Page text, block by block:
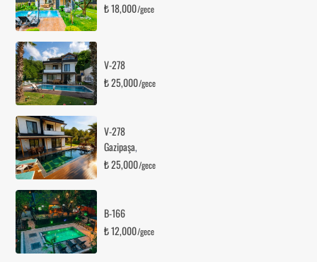
₺ 18,000/gece
V-278
₺ 25,000/gece
V-278
Gazipaşa,
₺ 25,000/gece
B-166
₺ 12,000/gece